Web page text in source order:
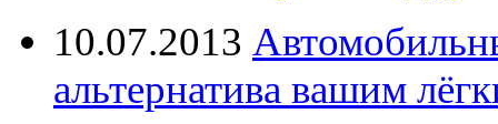
10.07.2013
альтернатива вашим